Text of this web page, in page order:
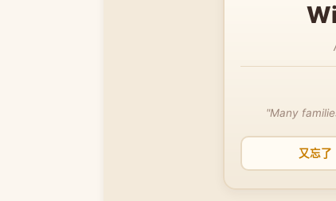
"Many
又忘了